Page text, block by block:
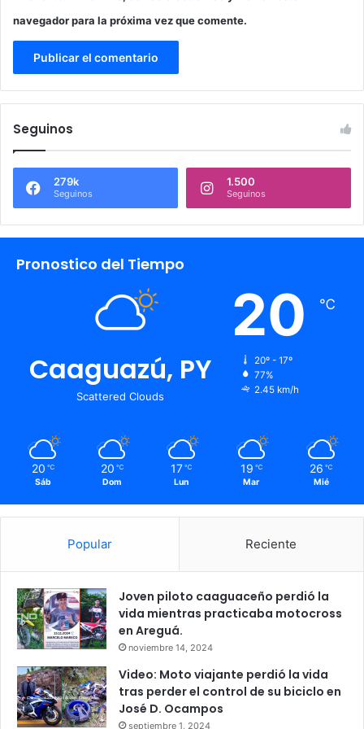
navegador para la próxima vez que comente.
Seguinos
279k
Seguinos
1.500
Seguinos
Pronostico del Tiempo
Caaguazú, PY
Scattered Clouds
20 ℃
20º - 17º
77%
2.45 km/h
20 ℃
Sáb
20 ℃
Dom
17 ℃
Lun
19 ℃
Mar
26 ℃
Mié
Popular Reciente
Joven piloto caaguaceño perdió la
vida mientras practicaba motocross
en Areguá.
noviembre 14, 2024
Video: Moto viajante perdió la vida
tras perder el control de su biciclo en
José D. Ocampos
septiembre 1, 2024